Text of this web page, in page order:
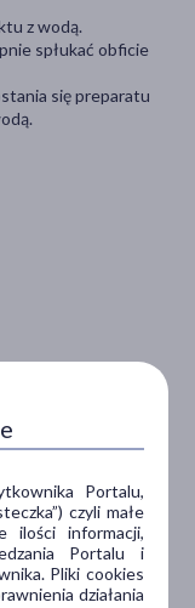
La Roche-Posay
z wodą.
spłukać obficie
się preparatu
Portalu,
czyli małe
ilości informacji,
Portalu i
Pliki cookies
działania